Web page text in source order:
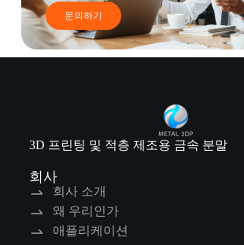
문의하기
3D 프린팅 및 적층 제조용 금속 분말
회사
회사 소개
왜 우리인가
애플리케이션